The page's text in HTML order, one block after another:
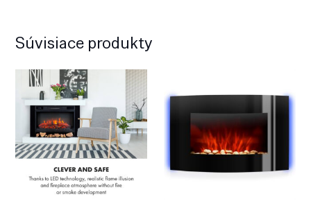
Súvisiace produkty